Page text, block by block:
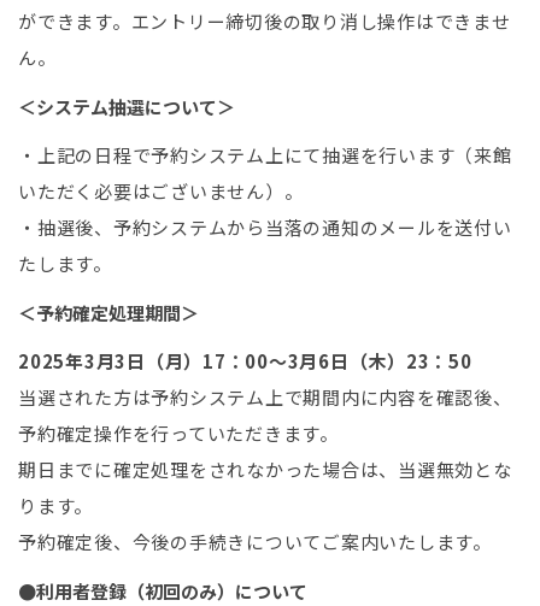
ができます。エントリー締切後の取り消し操作はできませ
ん。
＜システム抽選について＞
・上記の日程で予約システム上にて抽選を行います（来館
いただく必要はございません）。
・抽選後、予約システムから当落の通知のメールを送付い
たします。
＜予約確定処理期間＞
2025年3月3日（月）17：00～3月6日（木）23：50
当選された方は予約システム上で期間内に内容を確認後、
予約確定操作を行っていただきます。
期日までに確定処理をされなかった場合は、当選無効とな
ります。
予約確定後、今後の手続きについてご案内いたします。
●利用者登録（初回のみ）について